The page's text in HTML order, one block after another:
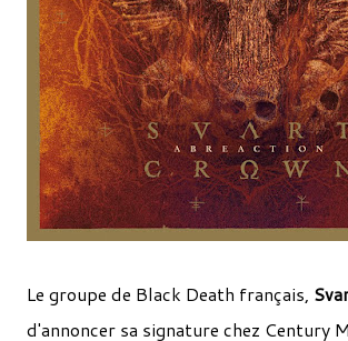
Le groupe de Black Death français,
d'annoncer sa signature chez Century